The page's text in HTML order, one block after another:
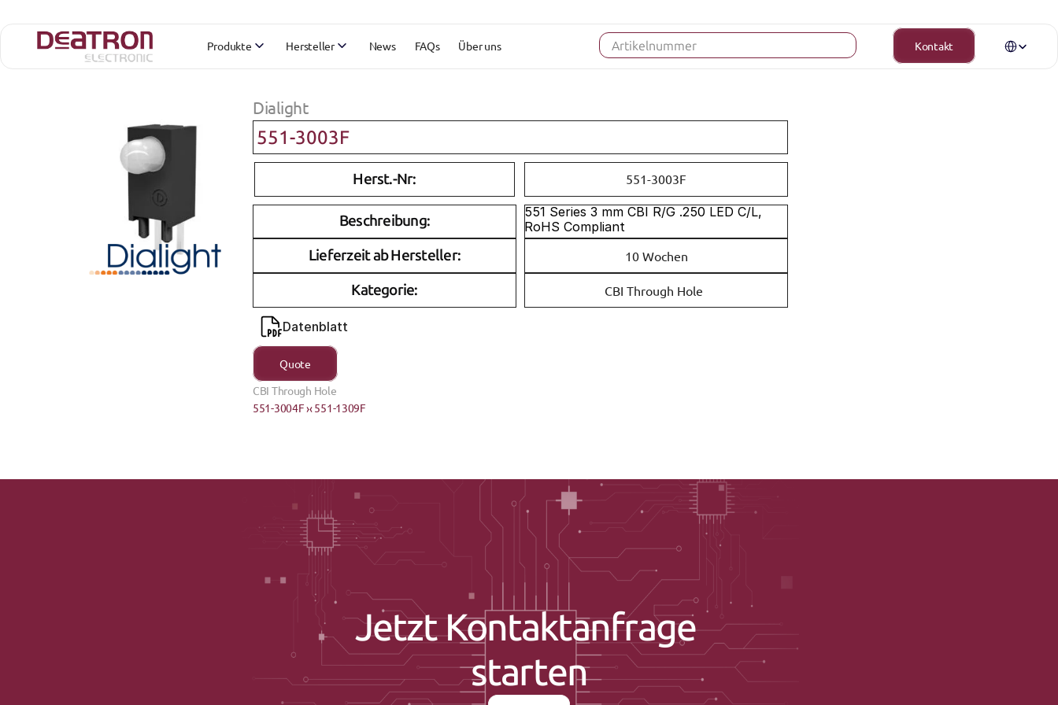
Dialight
551-3003F
Herst.-Nr: 551-3003F
Beschreibung:
551 Series 3 mm CBI R/G .250 LED C/L,
RoHS Compliant
Lieferzeit ab Hersteller: 10 Wochen
Kategorie: CBI Through Hole
Datenblatt
Quote
CBI Through Hole
551-3004F ›‹ 551-1309F
Kontakt
Produkte Hersteller News FAQs Über uns Artikelnummer
Jetzt Kontaktanfrage
starten